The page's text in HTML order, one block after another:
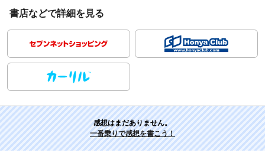
書店などで詳細を見る
感想はまだありません。
一番乗りで感想を書こう！